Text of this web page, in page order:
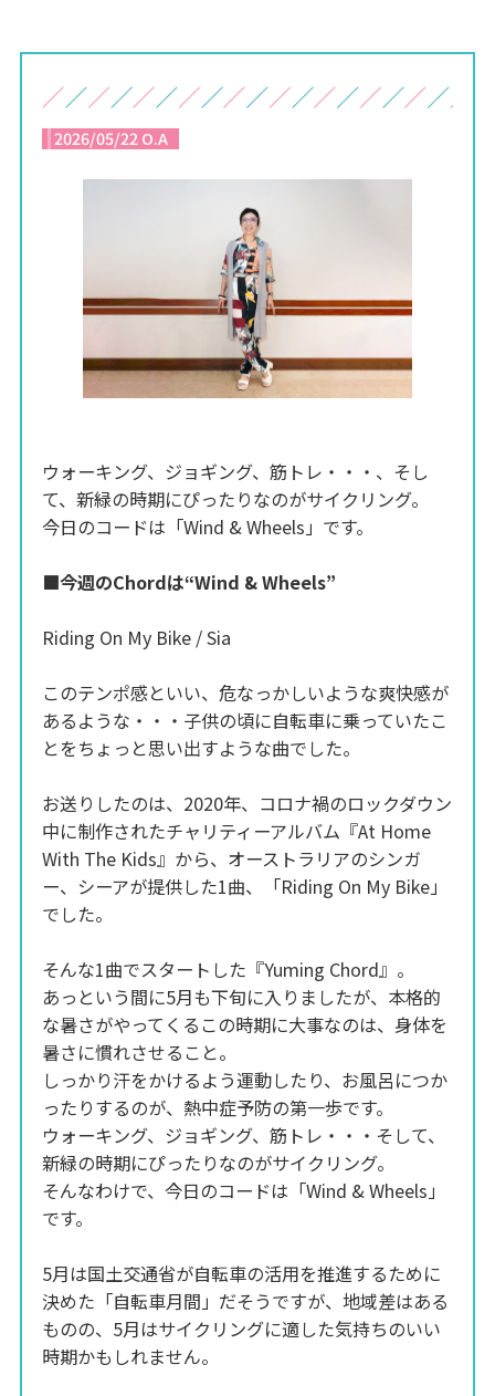
2026/05/22 O.A
ウォーキング、ジョギング、筋トレ・・・、そし
て、新緑の時期にぴったりなのがサイクリング。
今日のコードは「Wind & Wheels」です。
■今週のChordは“Wind & Wheels”
Riding On My Bike / Sia
このテンポ感といい、危なっかしいような爽快感が
あるような・・・子供の頃に自転車に乗っていたこ
とをちょっと思い出すような曲でした。
お送りしたのは、2020年、コロナ禍のロックダウン
中に制作されたチャリティーアルバム『At Home
With The Kids』から、オーストラリアのシンガ
ー、シーアが提供した1曲、「Riding On My Bike」
でした。
そんな1曲でスタートした『Yuming Chord』。
あっという間に5月も下旬に入りましたが、本格的
な暑さがやってくるこの時期に大事なのは、身体を
暑さに慣れさせること。
しっかり汗をかけるよう運動したり、お風呂につか
ったりするのが、熱中症予防の第一歩です。
ウォーキング、ジョギング、筋トレ・・・そして、
新緑の時期にぴったりなのがサイクリング。
そんなわけで、今日のコードは「Wind & Wheels」
です。
5月は国土交通省が自転車の活用を推進するために
決めた「自転車月間」だそうですが、地域差はある
ものの、5月はサイクリングに適した気持ちのいい
時期かもしれません。